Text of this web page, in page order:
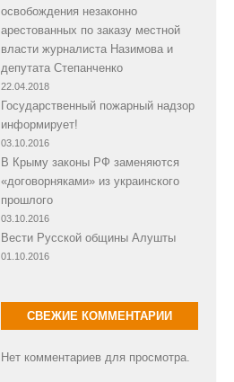
освобождения незаконно
арестованных по заказу местной
власти журналиста Назимова и
депутата Степанченко
22.04.2018
Государственный пожарный надзор
информирует!
03.10.2016
В Крыму законы РФ заменяются
«договорняками» из украинского
прошлого
03.10.2016
Вести Русской общины Алушты
01.10.2016
СВЕЖИЕ КОММЕНТАРИИ
Нет комментариев для просмотра.